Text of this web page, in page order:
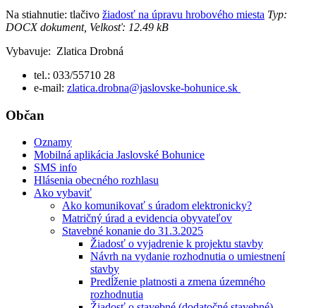
Na stiahnutie: tlačivo žiadosť na úpravu hrobového miesta Typ:
DOCX dokument, Velkosť: 12.49 kB
Vybavuje: Zlatica Drobná
tel.: 033/55710 28
e-mail: zlatica.drobna@jaslovske-bohunice.sk
Občan
Oznamy
Mobilná aplikácia Jaslovské Bohunice
SMS info
Hlásenia obecného rozhlasu
Ako vybaviť
Ako komunikovať s úradom elektronicky?
Matričný úrad a evidencia obyvateľov
Stavebné konanie do 31.3.2025
Žiadosť o vyjadrenie k projektu stavby
Návrh na vydanie rozhodnutia o umiestnení
stavby
Predĺženie platnosti a zmena územného
rozhodnutia